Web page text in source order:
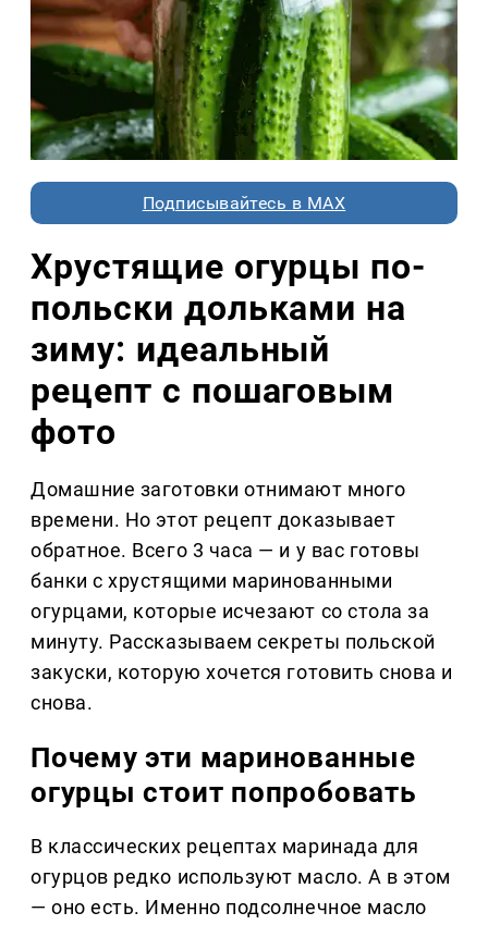
Подписывайтесь в MAX
Хрустящие огурцы по-
польски дольками на
зиму: идеальный
рецепт с пошаговым
фото
Домашние заготовки отнимают много
времени. Но этот рецепт доказывает
обратное. Всего 3 часа — и у вас готовы
банки с хрустящими маринованными
огурцами, которые исчезают со стола за
минуту. Рассказываем секреты польской
закуски, которую хочется готовить снова и
снова.
Почему эти маринованные
огурцы стоит попробовать
В классических рецептах маринада для
огурцов редко используют масло. А в этом
— оно есть. Именно подсолнечное масло